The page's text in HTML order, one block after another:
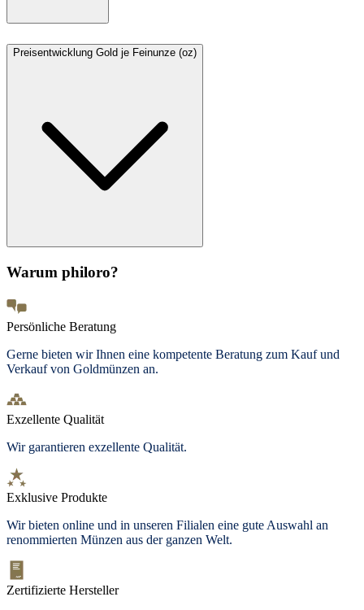
Preisentwicklung Gold je Feinunze (oz)
Warum philoro?
Persönliche Beratung
Gerne bieten wir Ihnen eine kompetente Beratung zum Kauf und
Verkauf von Goldmünzen an.
Exzellente Qualität
Wir garantieren exzellente Qualität.
Exklusive Produkte
Wir bieten online und in unseren Filialen eine gute Auswahl an
renommierten Münzen aus der ganzen Welt.
Zertifizierte Hersteller